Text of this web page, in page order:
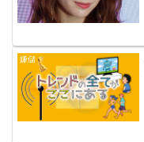
嫌儲